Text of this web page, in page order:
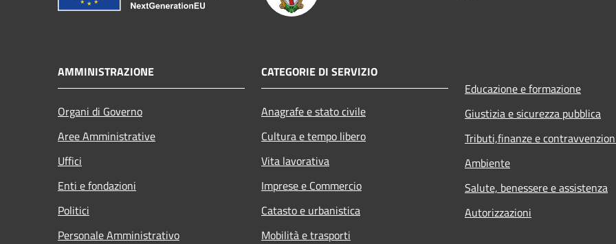
AMMINISTRAZIONE
Organi di Governo
Aree Amministrative
Uffici
Enti e fondazioni
Politici
Personale Amministrativo
CATEGORIE DI SERVIZIO
Anagrafe e stato civile
Cultura e tempo libero
Vita lavorativa
Imprese e Commercio
Catasto e urbanistica
Mobilità e trasporti
Educazione e formazione
Giustizia e sicurezza pubblica
Tributi,finanze e
Ambiente
Salute, benessere e assistenza
Autorizzazioni